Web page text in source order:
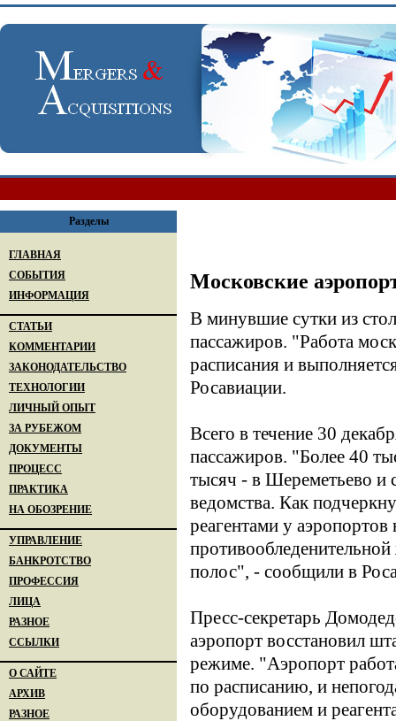
Разделы
ГЛАВНАЯ
СОБЫТИЯ
ИНФОРМАЦИЯ
СТАТЬИ
КОММЕНТАРИИ
ЗАКОНОДАТЕЛЬСТВО
ТЕХНОЛОГИИ
ЛИЧНЫЙ ОПЫТ
ЗА РУБЕЖОМ
ДОКУМЕНТЫ
ПРОЦЕСС
ПРАКТИКА
НА ОБОЗРЕНИЕ
УПРАВЛЕНИЕ
БАНКРОТСТВО
ПРОФЕССИЯ
ЛИЦА
РАЗНОЕ
ССЫЛКИ
О САЙТЕ
АРХИВ
РАЗНОЕ
Московские
В минувшие сутки из
пассажиров. "Работа
расписания и
Росавиации.
Всего в течение 30
пассажиров. "Более 40
тысяч - в Шереметьево и
ведомства. Как
реагентами у
полос", - сообщили в
Пресс-секретарь
аэропорт восстановил
режиме. "Аэропорт
по расписанию, и
оборудованием и